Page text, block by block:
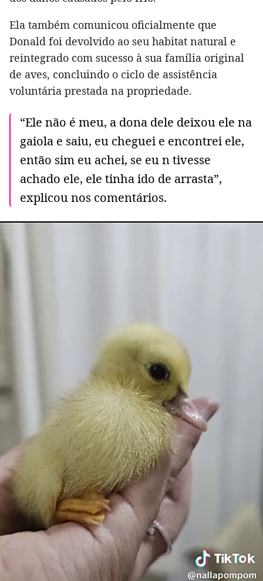
Ela também comunicou oficialmente que
Donald foi devolvido ao seu habitat natural e
reintegrado com sucesso à sua família original
de aves, concluindo o ciclo de assistência
voluntária prestada na propriedade.
“Ele não é meu, a dona dele deixou ele na
gaiola e saiu, eu cheguei e encontrei ele,
então sim eu achei, se eu n tivesse
achado ele, ele tinha ido de arrasta”,
explicou nos comentários.